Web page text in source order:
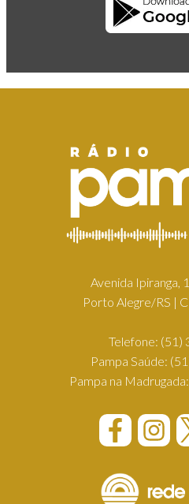
Avenida Ipiranga,
Porto Alegre/RS |
Telefone: (51)
Pampa Saúde:
Pampa na Madrugada: